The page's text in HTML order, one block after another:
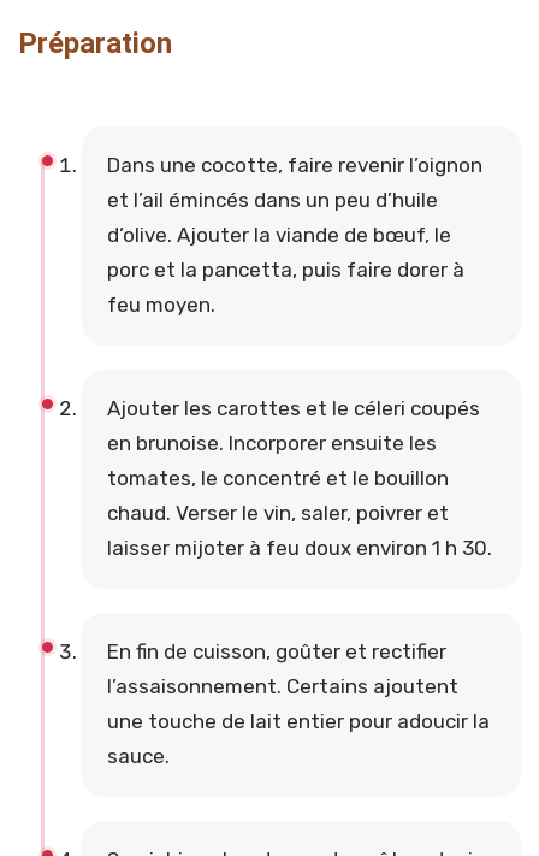
Préparation
Dans une cocotte, faire revenir l’oignon
et l’ail émincés dans un peu d’huile
d’olive. Ajouter la viande de bœuf, le
porc et la pancetta, puis faire dorer à
feu moyen.
Ajouter les carottes et le céleri coupés
en brunoise. Incorporer ensuite les
tomates, le concentré et le bouillon
chaud. Verser le vin, saler, poivrer et
laisser mijoter à feu doux environ 1 h 30.
En fin de cuisson, goûter et rectifier
l’assaisonnement. Certains ajoutent
une touche de lait entier pour adoucir la
sauce.